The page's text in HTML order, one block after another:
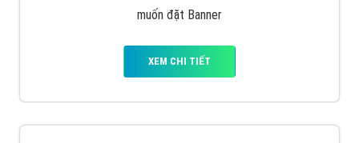
muốn đặt Banner
XEM CHI TIẾT